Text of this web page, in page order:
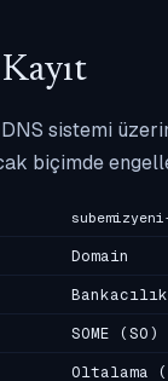
DNS sistemi
biçimde
Domain
SOME (SO)
Oltalama